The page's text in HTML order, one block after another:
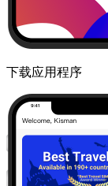
下载应用程序